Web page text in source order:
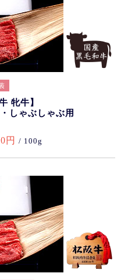
牝牛】
しゃぶしゃぶ用
円 / 100g